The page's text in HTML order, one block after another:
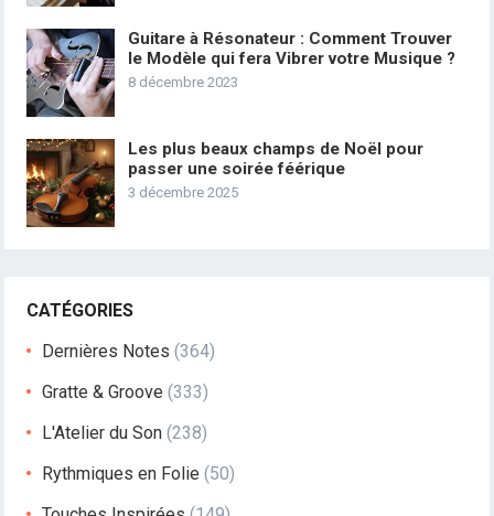
Guitare à Résonateur : Comment Trouver
le Modèle qui fera Vibrer votre Musique ?
8 décembre 2023
Les plus beaux champs de Noël pour
passer une soirée féérique
3 décembre 2025
CATÉGORIES
Dernières Notes (364)
Gratte & Groove (333)
L'Atelier du Son (238)
Rythmiques en Folie (50)